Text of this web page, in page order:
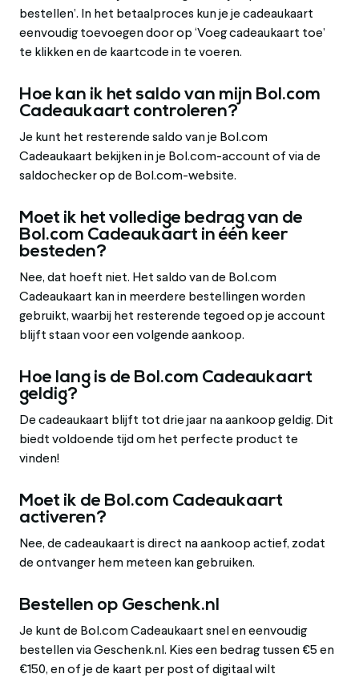
bestellen’. In het betaalproces kun je je cadeaukaart
eenvoudig toevoegen door op ‘Voeg cadeaukaart toe’
te klikken en de kaartcode in te voeren.
Hoe kan ik het saldo van mijn Bol.com
Cadeaukaart controleren?
Je kunt het resterende saldo van je Bol.com
Cadeaukaart bekijken in je Bol.com-account of via de
saldochecker op de Bol.com-website.
Moet ik het volledige bedrag van de
Bol.com Cadeaukaart in één keer
besteden?
Nee, dat hoeft niet. Het saldo van de Bol.com
Cadeaukaart kan in meerdere bestellingen worden
gebruikt, waarbij het resterende tegoed op je account
blijft staan voor een volgende aankoop.
Hoe lang is de Bol.com Cadeaukaart
geldig?
De cadeaukaart blijft tot drie jaar na aankoop geldig. Dit
biedt voldoende tijd om het perfecte product te
vinden!
Moet ik de Bol.com Cadeaukaart
activeren?
Nee, de cadeaukaart is direct na aankoop actief, zodat
de ontvanger hem meteen kan gebruiken.
Bestellen op Geschenk.nl
Je kunt de Bol.com Cadeaukaart snel en eenvoudig
bestellen via Geschenk.nl. Kies een bedrag tussen €5 en
€150, en of je de kaart per post of digitaal wilt